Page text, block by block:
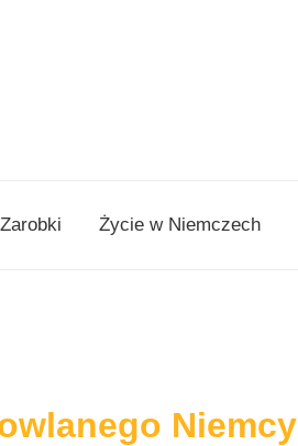
Zarobki Życie w Niemczech
Niemcy